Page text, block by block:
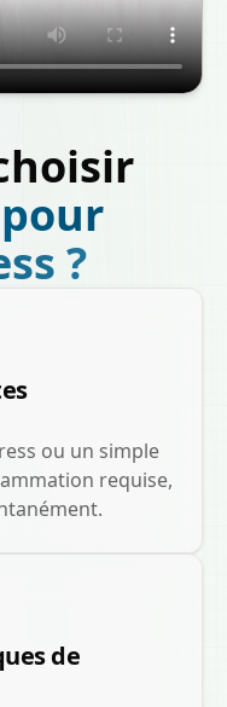
?
ou un simple
requise,
de